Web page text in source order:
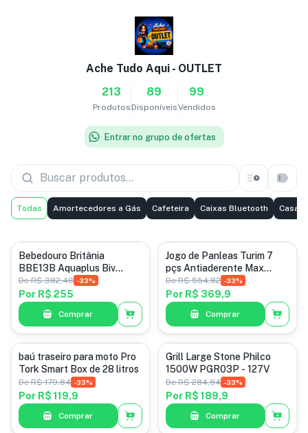
Ache Tudo Aqui - OUTLET
213
Produtos
89
Disponíveis
99
Vendidos
Entrar no grupo de ofertas
Todas Amortecedores a Gás Cafeteira Caixas Bluetooth Casa e
Categoria padrão
Bebedouro Britânia
BBE13B Aquaplus Biv
Capacidade 10L e 20L
DeR$ 382,48 -33%
Por R$ 255
Comprar
Categoria padrão
Jogo de Panleas Turim 7
pçs Antiaderente Max
Preto com panela de
Pressão 4,5 L
DeR$ 554,82 -33%
Por R$ 369,9
Comprar
Categoria padrão
baú traseiro para moto Pro
Tork Smart Box de 28 litros
DeR$ 179,84 -33%
Por R$ 119,9
Comprar
Categoria padrão
Grill Large Stone Philco
1500W PGR03P - 127V
DeR$ 284,84 -33%
Por R$ 189,9
Comprar